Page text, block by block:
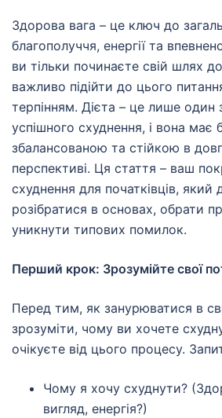
Здорова вага – це ключ до
благополуччя, енергії та
ви тільки починаєте свій шлях
важливо підійти до цього
терпінням. Дієта – це лише один
успішного схуднення, і вона має
збалансованою та стійкою в
перспективі. Ця стаття – ваш
схуднення для початківців,
розібратися в основах, обрати
уникнути типових помилок.
Перший крок: Зрозумійте свої
Перед тим, як занурюватися в
зрозуміти, чому ви хочете
очікуєте від цього процесу.
Чому я хочу схуднути?
вигляд, енергія?)